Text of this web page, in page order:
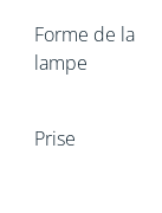
Forme de la
lampe
Prise